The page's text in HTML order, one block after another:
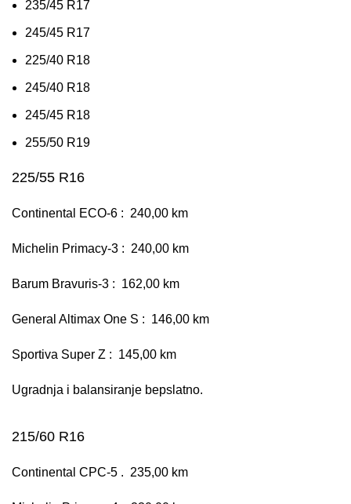
235/45 R17
245/45 R17
225/40 R18
245/40 R18
245/45 R18
255/50 R19
225/55 R16
Continental ECO-6 : 240,00 km
Michelin Primacy-3 : 240,00 km
Barum Bravuris-3 : 162,00 km
General Altimax One S : 146,00 km
Sportiva Super Z : 145,00 km
Ugradnja i balansiranje bepslatno.
215/60 R16
Continental CPC-5 . 235,00 km